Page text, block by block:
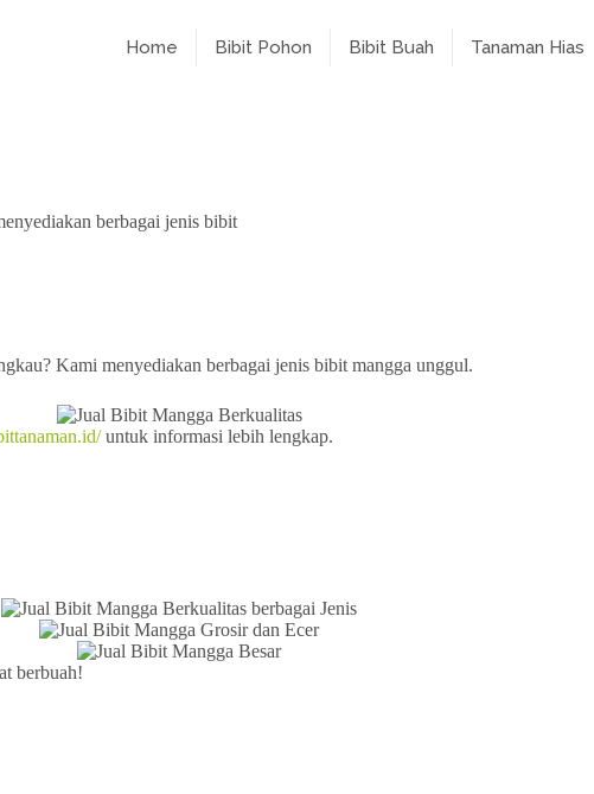
Home Bibit Pohon Bibit Buah Tanaman Hias
berbagai jenis bibit
Kami menyediakan berbagai jenis bibit mangga unggul.
untuk informasi lebih lengkap.
berbuah!